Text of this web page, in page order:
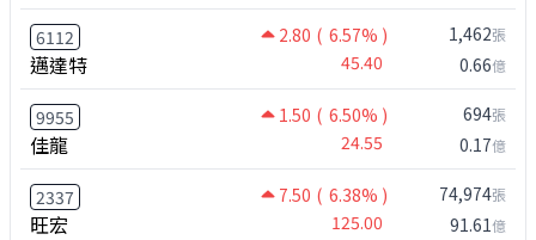
6112 2.80 ( 6.57% )
邁達特 45.40
1,462張
0.66億
9955 1.50 ( 6.50% )
佳龍 24.55
694張
0.17億
2337 7.50 ( 6.38% )
旺宏 125.00
74,974張
91.61億